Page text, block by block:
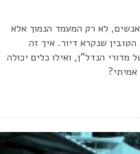
אנשים, לא רק המעמד הנמוך אלא
שנקרא דיור. איך זה
הנדל"ן, ואילו כלים יכולה
אמיתי?